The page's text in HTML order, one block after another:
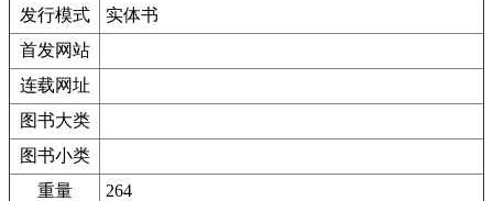
发行模式
实体书
首发网站
连载网址
图书大类
图书小类
重量
264